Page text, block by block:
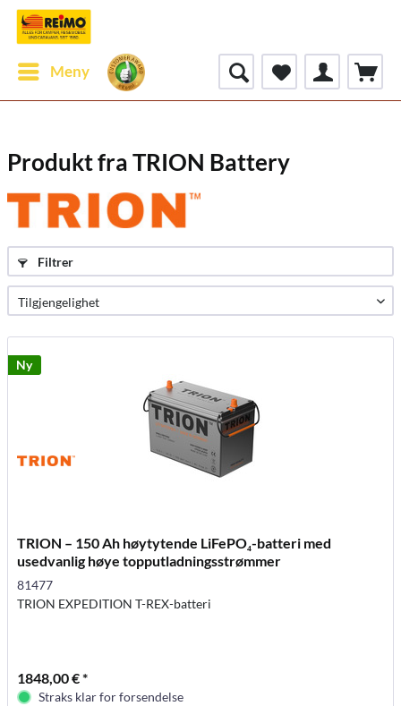
Meny
Produkt fra TRION Battery
Filtrer
Ny
TRION – 150 Ah høytytende LiFePO₄-batteri med
usedvanlig høye topputladningsstrømmer
81477
TRION EXPEDITION T-REX-batteri
1848,00 € *
Straks klar for forsendelse